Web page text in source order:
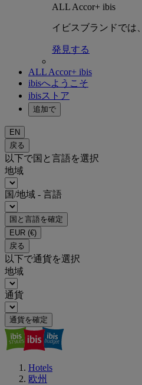
ALL Accor+ ibis
イビスブランドでは、
発見する
ALL Accor+ ibis
ibisへようこそ
ibisストア
追加で
EN
戻る
以下で国と言語を選択
地域
国/地域 - 言語
国と言語を確定
EUR (€)
戻る
以下で通貨を選択
地域
通貨
通貨を確定
Hotels
欧州